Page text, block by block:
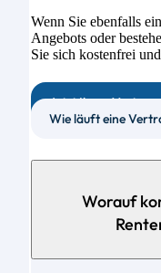
Wenn Sie ebenfalls
Angebots oder
Sie sich kostenfrei
Jetzt Ihren Vertrag
Wie läuft eine
Worauf